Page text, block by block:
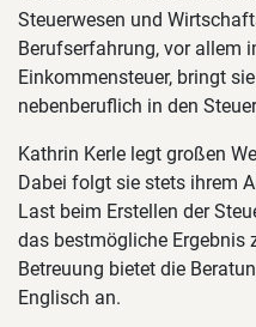
Steuerwesen und
Berufserfahrung, vor allem
Einkommensteuer, bringt
nebenberuflich in den
Kathrin Kerle legt großen
Dabei folgt sie stets ihrem
Last beim Erstellen der
das bestmögliche Ergebnis
Betreuung bietet die
Englisch an.